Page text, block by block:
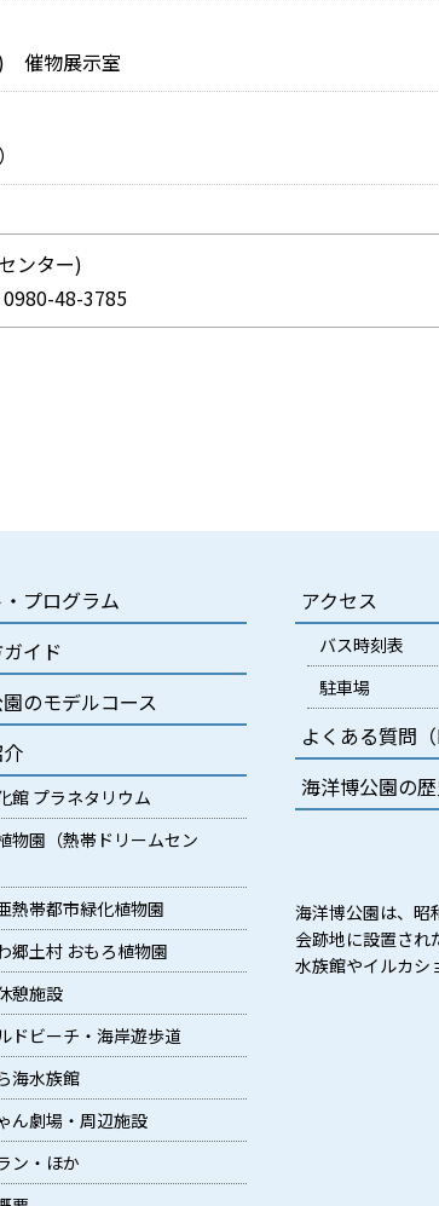
催物展示室
ンター)
48-3785
プログラム
イド
のモデルコース
館 プラネタリウム
物園（熱帯ドリームセン
熱帯都市緑化植物園
郷土村 おもろ植物園
憩施設
ドビーチ・海岸遊歩道
海水族館
ん劇場・周辺施設
ン・ほか
アクセス
バス時刻表
駐車場
よくある質問（
海洋博公園の
海洋博公園は、昭
会跡地に設置され
水族館やイルカシ